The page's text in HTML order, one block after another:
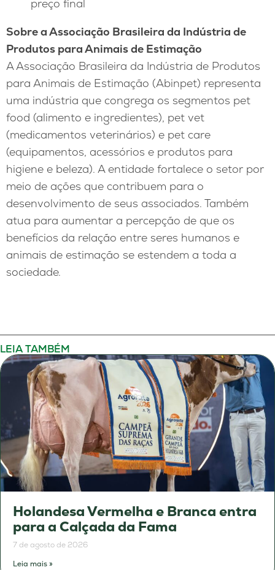
preço final
Sobre a Associação Brasileira da Indústria de
Produtos para Animais de Estimação
A Associação Brasileira da Indústria de Produtos
para Animais de Estimação (Abinpet) representa
uma indústria que congrega os segmentos pet
food (alimento e ingredientes), pet vet
(medicamentos veterinários) e pet care
(equipamentos, acessórios e produtos para
higiene e beleza). A entidade fortalece o setor por
meio de ações que contribuem para o
desenvolvimento de seus associados. Também
atua para aumentar a percepção de que os
benefícios da relação entre seres humanos e
animais de estimação se estendem a toda a
sociedade.
LEIA TAMBÉM
Holandesa Vermelha e Branca entra
para a Calçada da Fama
7 de agosto de 2026
Leia mais »